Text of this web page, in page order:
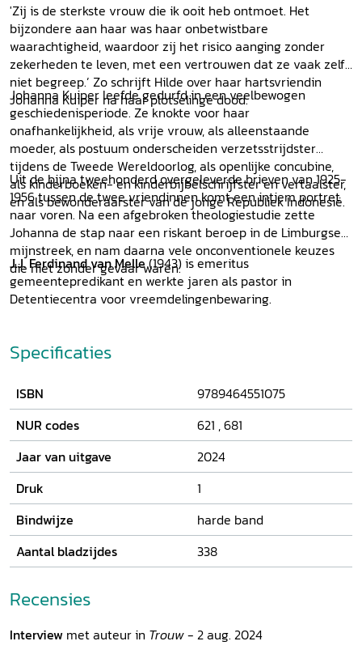
'Zij is de sterkste vrouw die ik ooit heb ontmoet. Het
bijzondere aan haar was haar onbetwistbare
waarachtigheid, waardoor zij het risico aanging zonder
zekerheden te leven, met een vertrouwen dat ze vaak zelf
niet begreep.’ Zo schrijft Hilde over haar hartsvriendin
Johanna Kuiper na haar plotselinge dood.
Johanna Kuiper leefde gedurfd in een veelbewogen
geschiedenisperiode. Ze knokte voor haar
onafhankelijkheid, als vrije vrouw, als alleenstaande
moeder, als postuum onderscheiden verzetsstrijdster
tijdens de Tweede Wereldoorlog, als openlijke concubine,
als kinderboeken- en kinderbijbelschrijfster en vertaalster,
en als bewonderaarster van de jonge Republiek Indonesië.
Uit de bijna tweehonderd overgeleverde brieven van 1925-
1956 tussen de twee vriendinnen komt een intiem portret
naar voren. Na een afgebroken theologiestudie zette
Johanna de stap naar een riskant beroep in de Limburgse
mijnstreek, en nam daarna vele onconventionele keuzes
die niet zonder gevaar waren.
J.J. Ferdinand van Melle(1943) is emeritus
gemeentepredikant en werkte jaren als pastor in
Detentiecentra voor vreemdelingenbewaring.
Specificaties
ISBN
9789464551075
NUR codes
621 ,681
Jaar van uitgave
2024
Druk
1
Bindwijze
harde band
Aantal bladzijdes
338
Recensies
Interview met auteur in Trouw- 2 aug. 2024